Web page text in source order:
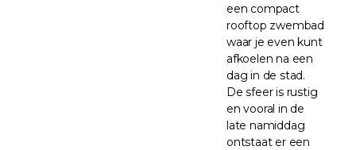
een compact
rooftop zwembad
waar je even kunt
afkoelen na een
dag in de stad.
De sfeer is rustig
en vooral in de
late namiddag
ontstaat er een